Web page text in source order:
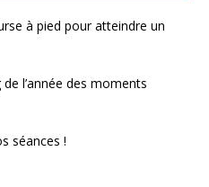
à pied pour atteindre un
l’année des moments
séances !